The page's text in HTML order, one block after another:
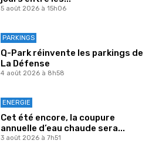
5 août 2026 à 15h06
PARKINGS
Q-Park réinvente les parkings de
La Défense
4 août 2026 à 8h58
ENERGIE
Cet été encore, la coupure
annuelle d’eau chaude sera...
3 août 2026 à 7h51